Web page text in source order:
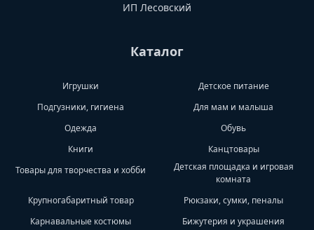
ИП Лесовский
Каталог
Игрушки
Детское питание
Подгузники, гигиена
Для мам и малыша
Одежда
Обувь
Книги
Канцтовары
Товары для творчества и хобби
Детская площадка и игровая
комната
Крупногабаритный товар
Рюкзаки, сумки, пеналы
Карнавальные костюмы
Бижутерия и украшения